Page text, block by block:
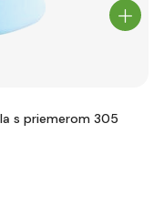
s priemerom 305